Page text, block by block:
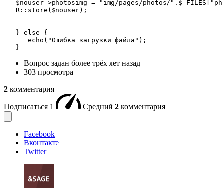
$nouser->photosimg = "img/pages/photos/
   R::store($nouser);
   } else {
      echo("Ошибка загрузки файла");
   }
Вопрос задан более трёх лет назад
303 просмотра
2 комментария
Подписаться 1 Средний 2 комментария
Facebook
Вконтакте
Twitter